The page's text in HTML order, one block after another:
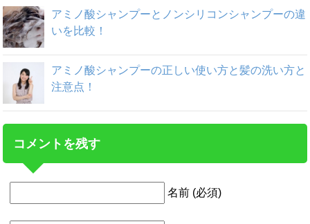
アミノ酸シャンプーとノンシリコンシャンプーの違
いを比較！
アミノ酸シャンプーの正しい使い方と髪の洗い方と
注意点！
コメントを残す
名前 (必須)